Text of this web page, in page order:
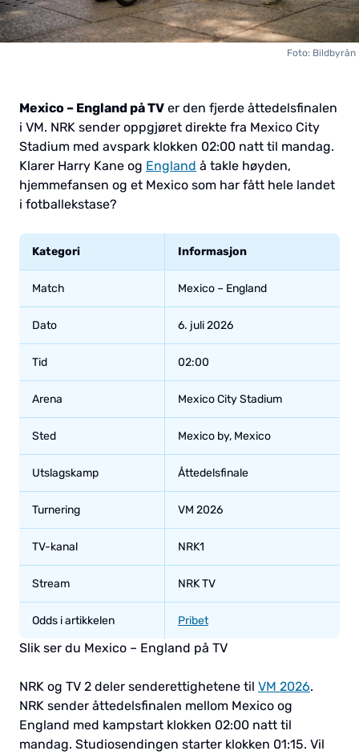
Foto: Bildbyrån
Mexico – England på TV er den fjerde åttedelsfinalen
i VM. NRK sender oppgjøret direkte fra Mexico City
Stadium med avspark klokken 02:00 natt til mandag.
Klarer Harry Kane og England å takle høyden,
hjemmefansen og et Mexico som har fått hele landet
i fotballekstase?
Kategori Informasjon
Match Mexico – England
Dato 6. juli 2026
Tid 02:00
Arena Mexico City Stadium
Sted Mexico by, Mexico
Utslagskamp Åttedelsfinale
Turnering VM 2026
TV-kanal NRK1
Stream NRK TV
Odds i artikkelen Pribet
Slik ser du Mexico – England på TV
NRK og TV 2 deler senderettighetene til VM 2026.
NRK sender åttedelsfinalen mellom Mexico og
England med kampstart klokken 02:00 natt til
mandag. Studiosendingen starter klokken 01:15. Vil